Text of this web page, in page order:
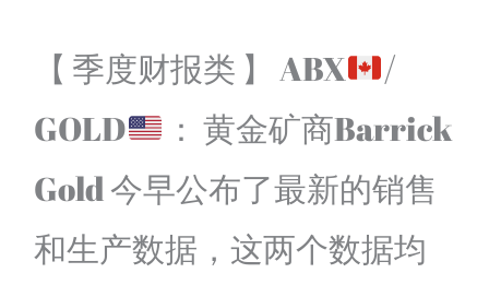
【 季度财报类 】 ABX
/
GOLD
： 黄金矿商Barrick
Gold 今早公布了最新的销售
和生产数据，这两个数据均